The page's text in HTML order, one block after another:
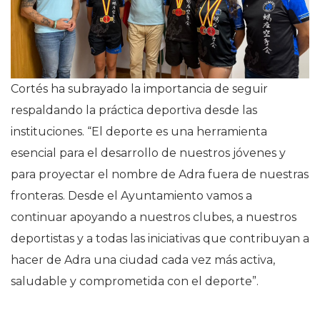
Cortés ha subrayado la importancia de seguir
respaldando la práctica deportiva desde las
instituciones. “El deporte es una herramienta
esencial para el desarrollo de nuestros jóvenes y
para proyectar el nombre de Adra fuera de nuestras
fronteras. Desde el Ayuntamiento vamos a
continuar apoyando a nuestros clubes, a nuestros
deportistas y a todas las iniciativas que contribuyan a
hacer de Adra una ciudad cada vez más activa,
saludable y comprometida con el deporte”.